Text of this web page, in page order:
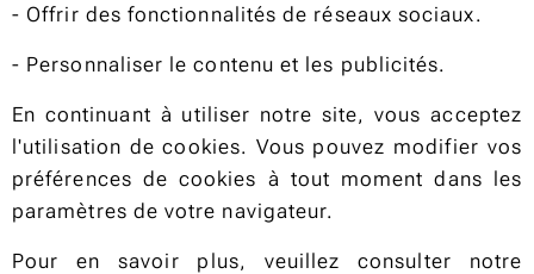
- Offrir des fonctionnalités de réseaux sociaux.
- Personnaliser le contenu et les publicités.
En continuant à utiliser notre site, vous acceptez
l'utilisation de cookies. Vous pouvez modifier vos
préférences de cookies à tout moment dans les
paramètres de votre navigateur.
Pour en savoir plus, veuillez consulter notre